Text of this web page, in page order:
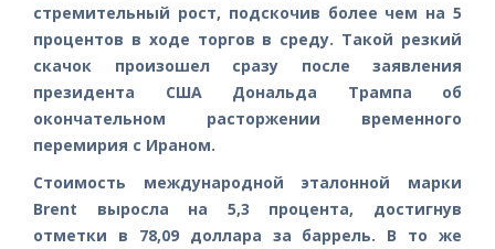
стремительный рост, подскочив более чем на 5
процентов в ходе торгов в среду. Такой резкий
скачок произошел сразу после заявления
президента США Дональда Трампа об
окончательном расторжении временного
перемирия с Ираном.
Стоимость международной эталонной марки
Brent выросла на 5,3 процента, достигнув
отметки в 78,09 доллара за баррель. В то же